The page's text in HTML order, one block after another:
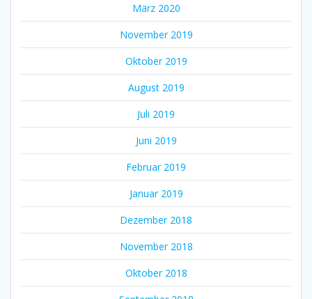
März 2020
November 2019
Oktober 2019
August 2019
Juli 2019
Juni 2019
Februar 2019
Januar 2019
Dezember 2018
November 2018
Oktober 2018